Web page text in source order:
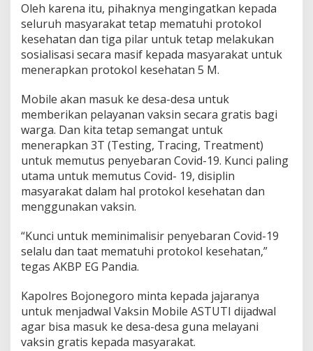
Oleh karena itu, pihaknya mengingatkan kepada
seluruh masyarakat tetap mematuhi protokol
kesehatan dan tiga pilar untuk tetap melakukan
sosialisasi secara masif kepada masyarakat untuk
menerapkan protokol kesehatan 5 M.
Mobile akan masuk ke desa-desa untuk
memberikan pelayanan vaksin secara gratis bagi
warga. Dan kita tetap semangat untuk
menerapkan 3T (Testing, Tracing, Treatment)
untuk memutus penyebaran Covid-19. Kunci paling
utama untuk memutus Covid- 19, disiplin
masyarakat dalam hal protokol kesehatan dan
menggunakan vaksin.
“Kunci untuk meminimalisir penyebaran Covid-19
selalu dan taat mematuhi protokol kesehatan,”
tegas AKBP EG Pandia.
Kapolres Bojonegoro minta kepada jajaranya
untuk menjadwal Vaksin Mobile ASTUTI dijadwal
agar bisa masuk ke desa-desa guna melayani
vaksin gratis kepada masyarakat.